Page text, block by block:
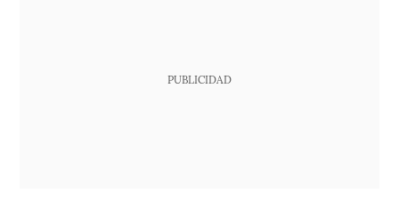
PUBLICIDAD